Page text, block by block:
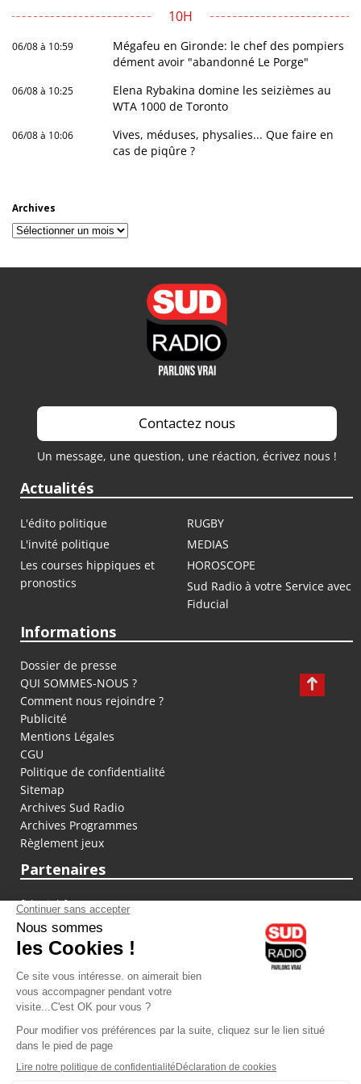
10H
06/08 à 10:59
Mégafeu en Gironde: le chef des pompiers
dément avoir "abandonné Le Porge"
06/08 à 10:25
Elena Rybakina domine les seizièmes au
WTA 1000 de Toronto
06/08 à 10:06
Vives, méduses, physalies... Que faire en
cas de piqûre ?
Archives
Archives
Contactez nous
Un message, une question, une réaction, écrivez nous !
Actualités
L'édito politique
RUGBY
L'invité politique
MEDIAS
Les courses hippiques et
pronostics
HOROSCOPE
Sud Radio à votre Service avec
Fiducial
Informations
Dossier de presse
QUI SOMMES-NOUS ?
Comment nous rejoindre ?
Publicité
Mentions Légales
CGU
Politique de confidentialité
Sitemap
Archives Sud Radio
Archives Programmes
Règlement jeux
Partenaires
fiducial.fr
lyoncapitale.fr
olympique-et-lyonnais.com
L'application Iphone / Android
Téléchargez l'application
Les cookies